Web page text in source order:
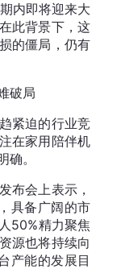
内即将迎来大
此背景下，这
的僵局，仍有
破局
紧迫的行业竞
在家用陪伴机
。
布会上表示，
具备广阔的市
50%精力聚焦
源也将持续向
产能的发展目